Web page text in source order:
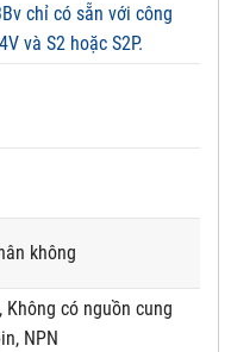
chỉ có sẵn với công
và S2 hoặc S2P.
không
có nguồn cung
NPN